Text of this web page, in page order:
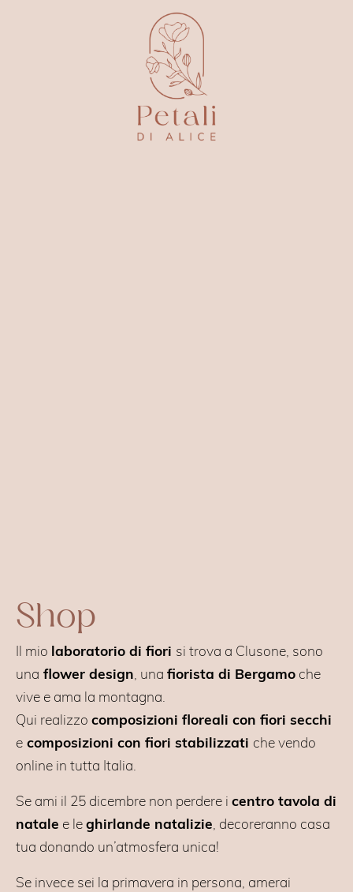
Shop
Il mio laboratorio di fiori si trova a Clusone, sono
una flower design, una fiorista di Bergamo che
vive e ama la montagna.
Qui realizzo composizioni floreali con fiori secchi
e composizioni con fiori stabilizzati che vendo
online in tutta Italia.
Se ami il 25 dicembre non perdere i centro tavola di
natale e le ghirlande natalizie, decoreranno casa
tua donando un’atmosfera unica!
Se invece sei la primavera in persona, amerai